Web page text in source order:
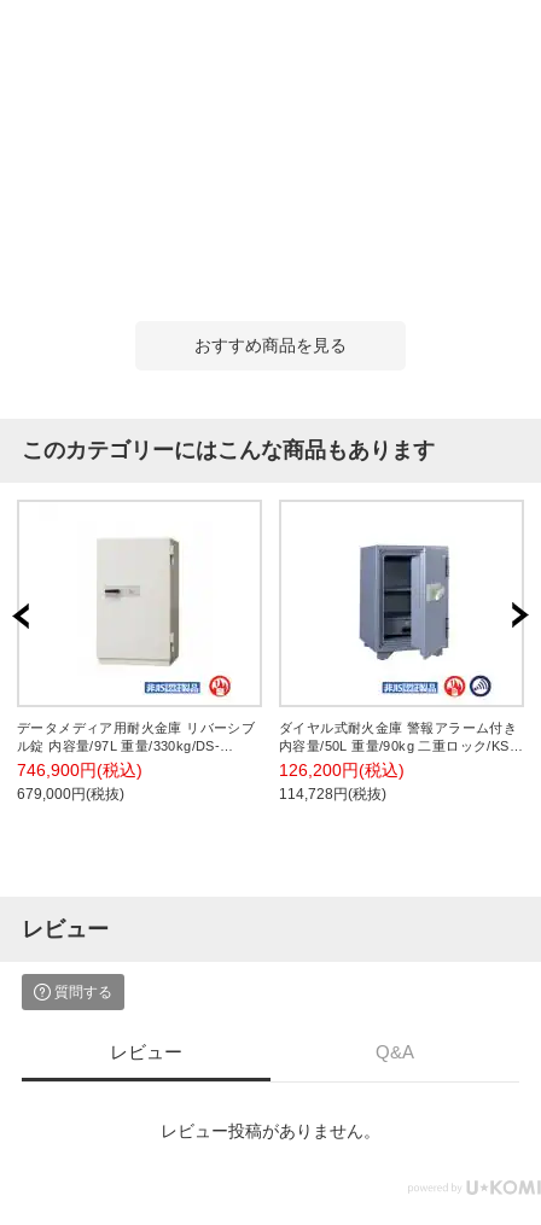
おすすめ商品を見る
このカテゴリーにはこんな商品もあります
データメディア用耐火金庫 リバーシブ
ル錠 内容量/97L 重量/330kg/DS-
1100X【日本アイ・エス・ケイ】
746,900円(税込)
679,000円(税抜)
ダイヤル式耐火金庫 警報アラーム付き
内容量/50L 重量/90kg 二重ロック/KS-
50SDA【日本アイ・エス・ケイ】
126,200円(税込)
114,728円(税抜)
レビュー
質問する
レビュー Q&A
レビュー投稿がありません。